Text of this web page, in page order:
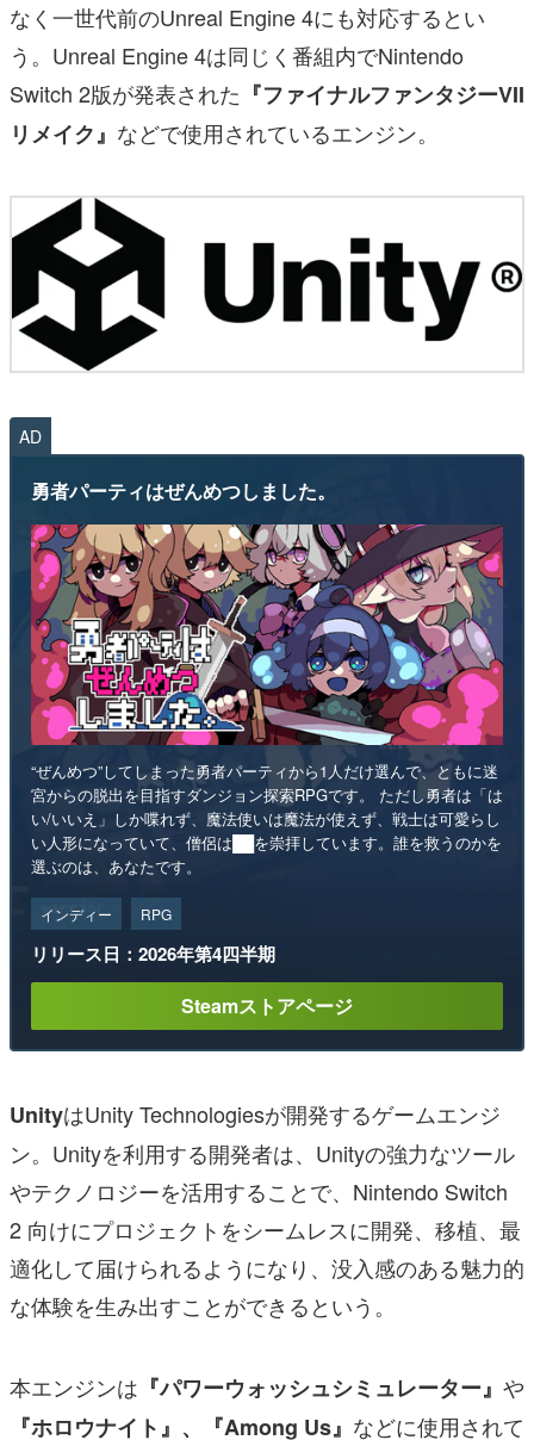
なく一世代前のUnreal Engine 4にも対応するとい
う。Unreal Engine 4は同じく番組内でNintendo
Switch 2版が発表された 『ファイナルファンタジーVII
リメイク』 などで使用されているエンジン。
AD
勇者パーティはぜんめつしました。
“ぜんめつ”してしまった勇者パーティから1人だけ選んで、ともに迷
宮からの脱出を目指すダンジョン探索RPGです。 ただし勇者は「は
い/いいえ」しか喋れず、魔法使いは魔法が使えず、戦士は可愛らし
い人形になっていて、僧侶は██を崇拝しています。誰を救うのかを
選ぶのは、あなたです。
インディー RPG
リリース日：2026年第4四半期
Steamストアページ
UnityはUnity Technologiesが開発するゲームエンジ
ン。Unityを利用する開発者は、Unityの強力なツール
やテクノロジーを活用することで、Nintendo Switch
2 向けにプロジェクトをシームレスに開発、移植、最
適化して届けられるようになり、没入感のある魅力的
な体験を生み出すことができるという。
本エンジンは 『パワーウォッシュシミュレーター』 や
『ホロウナイト』、『Among Us』 などに使用されて